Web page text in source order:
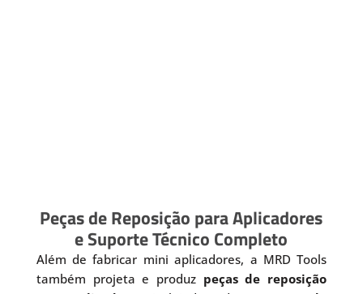
Peças de Reposição para Aplicadores
e Suporte Técnico Completo
Além de fabricar mini aplicadores, a MRD Tools
também projeta e produz peças de reposição